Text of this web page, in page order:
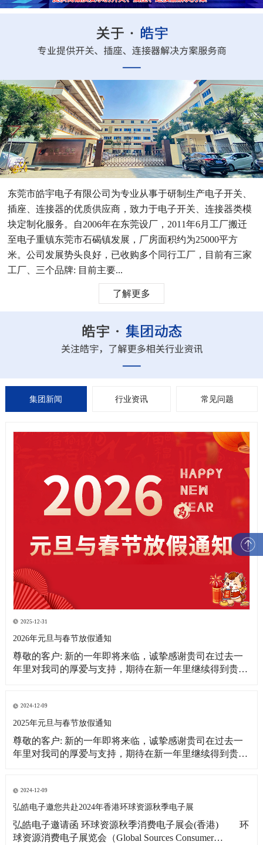
东莞市皓宇电子有限公司为专业从事于研制生产电子开关、
插座、连接器的优质供应商，致力于电子开关、连接器类模
块定制化服务。自2006年在东莞设厂，2011年6月工厂搬迁
至电子重镇东莞市石碣镇发展，厂房面积约为25000平方
米。公司发展势头良好，已收购多个同行工厂，目前有三家
工厂、三个品牌: 目前主要...
了解更多
集团新闻 行业资讯 常见问题
2025-12-31
2026年元旦与春节放假通知
尊敬的客户: 新的一年即将来临，诚挚感谢贵司在过去一
年里对我司的厚爱与支持，期待在新一年里继续得到贵司
单需求，提前做好春节期间物料准备工作，现将我司放假
相关事宜通知如下: 1、元旦放假
2024-12-09
2025年元旦与春节放假通知
尊敬的客户: 新的一年即将来临，诚挚感谢贵司在过去一
年里对我司的厚爱与支持，期待在新一年里继续得到贵司
求，提前做好春节期间物料准备工作，现将我司放假相关
事宜通知如下: 1、元旦放假时间：2025
2024-12-09
弘皓电子邀您共赴2024年香港环球资源秋季电子展
弘皓电子邀请函 环球资源秋季消费电子展会(香港) 环
球资源消费电子展览会（Global Sources Consumer